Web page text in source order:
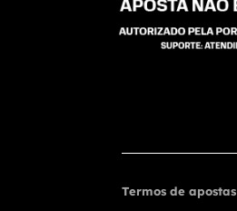
Termos de apostas